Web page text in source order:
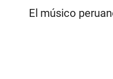
El músico